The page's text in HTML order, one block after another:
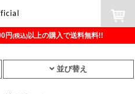
円(税込)以上の購入で送料無料!!
並び替え